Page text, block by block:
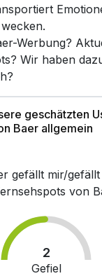
Werbung?
Wir haben
geschätzten
Baer allgemein
gefällt mir/
von
2
Gefiel